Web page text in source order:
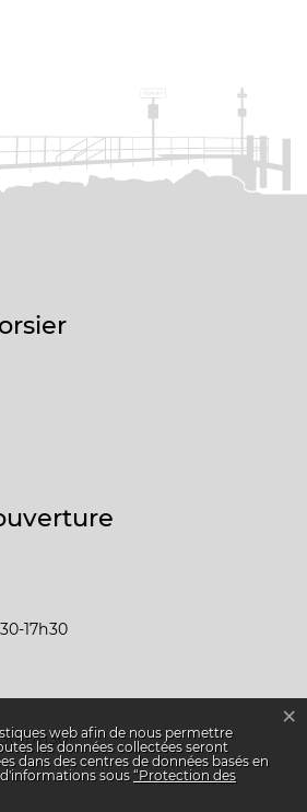
17h30
17h30web afin de nous permettre
les données collectées seront
dans des centres de données basés en
sous“Protection des
×